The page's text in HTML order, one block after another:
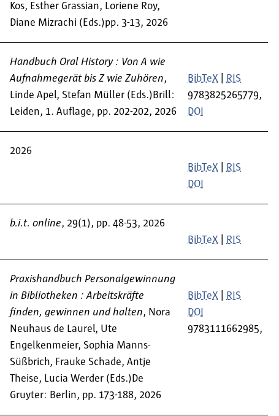
Kos, Esther Grassian, Loriene Roy,
Diane Mizrachi (Eds.)pp. 3-13, 2026
Handbuch Oral History : Von A wie
Aufnahmegerät bis Z wie Zuhören,
Linde Apel, Stefan Müller (Eds.)Brill:
Leiden, 1. Auflage, pp. 202-202, 2026
BibTeX
RIS
9783825265779,
DOI
2026
BibTeX
RIS
DOI
b.i.t. online, 29(1), pp. 48-53, 2026
BibTeX
RIS
Praxishandbuch Personalgewinnung
in Bibliotheken : Arbeitskräfte
finden, gewinnen und halten, Nora
Neuhaus de Laurel, Ute
Engelkenmeier, Sophia Manns-
Süßbrich, Frauke Schade, Antje
Theise, Lucia Werder (Eds.)De
Gruyter: Berlin, pp. 173-188, 2026
BibTeX
RIS
DOI
9783111662985,